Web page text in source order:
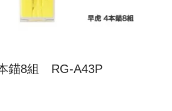
錨8組 RG-A43P